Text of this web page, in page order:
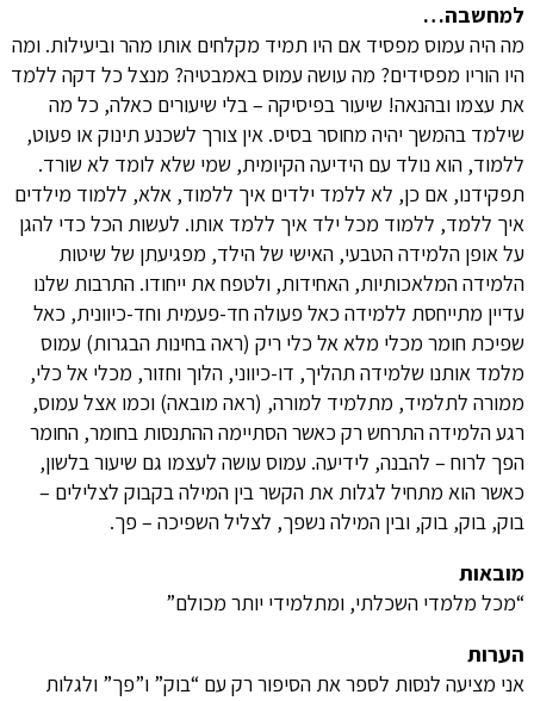
למחשבה…
מה היה עמוס מפסיד אם היו תמיד מקלחים אותו מהר וביעילות. ומה
היו הוריו מפסידים? מה עושה עמוס באמבטיה? מנצל כל דקה ללמד
את עצמו ובהנאה! שיעור בפיסיקה – בלי שיעורים כאלה, כל מה
שילמד בהמשך יהיה מחוסר בסיס. אין צורך לשכנע תינוק או פעוט,
ללמוד, הוא נולד עם הידיעה הקיומית, שמי שלא לומד לא שורד.
תפקידנו, אם כן, לא ללמד ילדים איך ללמוד, אלא, ללמוד מילדים
איך ללמד, ללמוד מכל ילד איך ללמד אותו. לעשות הכל כדי להגן
על אופן הלמידה הטבעי, האישי של הילד, מפגיעתן של שיטות
הלמידה המלאכותיות, האחידות, ולטפח את ייחודו. התרבות שלנו
עדיין מתייחסת ללמידה כאל פעולה חד-פעמית וחד-כיוונית, כאל
שפיכת חומר מכלי מלא אל כלי ריק (ראה בחינות הבגרות) עמוס
מלמד אותנו שלמידה תהליך, דו-כיווני, הלוך וחזור, מכלי אל כלי,
ממורה לתלמיד, מתלמיד למורה, (ראה מובאה) וכמו אצל עמוס,
רגע הלמידה התרחש רק כאשר הסתיימה ההתנסות בחומר, החומר
הפך לרוח – להבנה, לידיעה. עמוס עושה לעצמו גם שיעור בלשון,
כאשר הוא מתחיל לגלות את הקשר בין המילה בקבוק לצלילים –
בוק, בוק, בוק, ובין המילה נשפך, לצליל השפיכה – פך.
מובאות
“מכל מלמדי השכלתי, ומתלמידי יותר מכולם”
הערות
אני מציעה לנסות לספר את הסיפור רק עם “בוק” ו”פך” ולגלות